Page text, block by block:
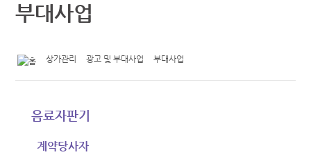
부대사업
상가관리 광고 및 부대사업 부대사업
음료자판기
계약당사자